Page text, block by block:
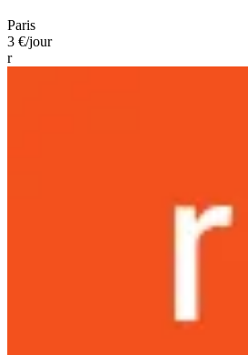
Paris
3 €/jour
r